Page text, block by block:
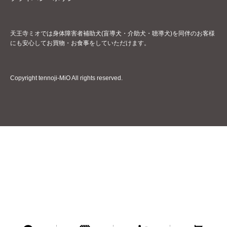
天王寺ミオでは身体障害者補助犬(盲導犬・介助犬・聴導犬)を同伴のお客様
にも安心してお買物・お食事をしていただけます。
Copyright tennoji-MiO All rights reserved.